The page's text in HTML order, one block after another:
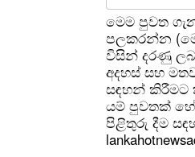
මෙම පුවත
පලකරන්න
විසින් දරණු
අදහස් සහ
සඳහන් කිරීමට
යම් පුවතක්
පිළිතුරු දීම